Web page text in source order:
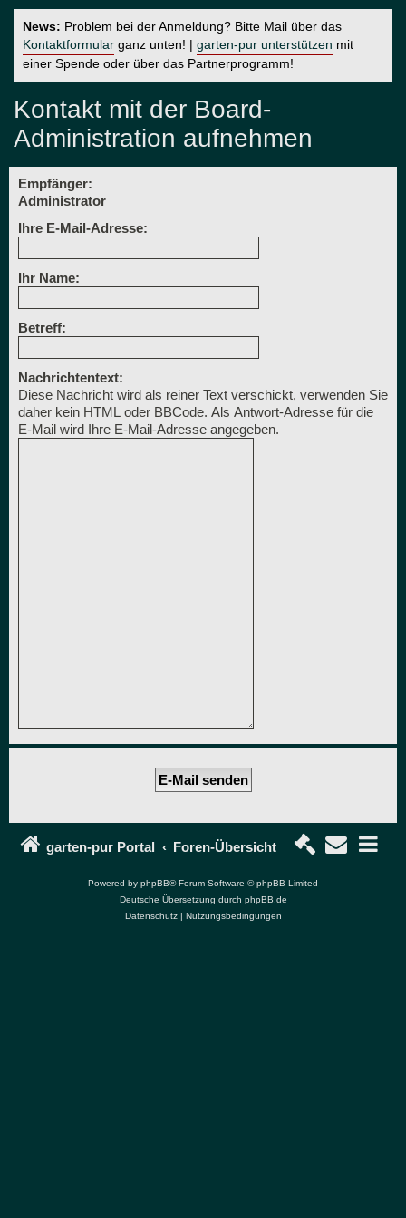
News: Problem bei der Anmeldung? Bitte Mail über das
Kontaktformular ganz unten! | garten-pur unterstützen mit
einer Spende oder über das Partnerprogramm!
Kontakt mit der Board-
Administration aufnehmen
Empfänger:
Administrator
Ihre E-Mail-Adresse:
Ihr Name:
Betreff:
Nachrichtentext:
Diese Nachricht wird als reiner Text verschickt, verwenden Sie
daher kein HTML oder BBCode. Als Antwort-Adresse für die
E-Mail wird Ihre E-Mail-Adresse angegeben.
garten-pur Portal Foren-Übersicht
Powered by phpBB® Forum Software © phpBB Limited
Deutsche Übersetzung durch phpBB.de
Datenschutz| Nutzungsbedingungen